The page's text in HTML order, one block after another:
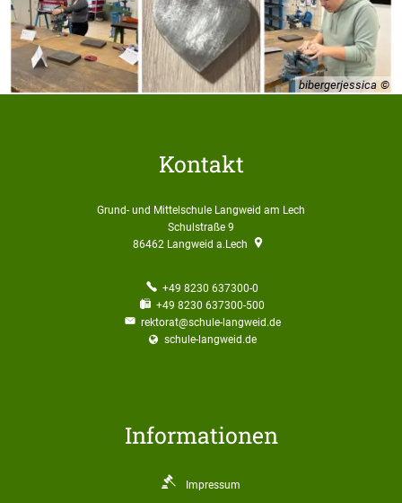
bibergerjessica
Kontakt
Grund- und Mittelschule Langweid am Lech
Schulstraße 9
86462 Langweid a.Lech
+49 8230 637300-0
+49 8230 637300-500
rektorat@schule-langweid.de
schule-langweid.de
Informationen
Impressum